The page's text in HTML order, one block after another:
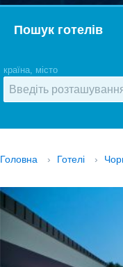
Пошук готелів
країна, місто
Головна › Готелі ›